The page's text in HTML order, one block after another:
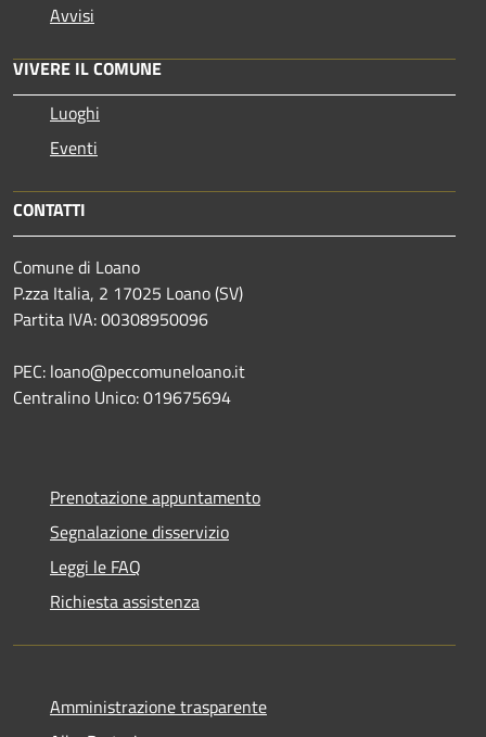
Avvisi
VIVERE IL COMUNE
Luoghi
Eventi
CONTATTI
Comune di Loano
P.zza Italia, 2 17025 Loano (SV)
Partita IVA: 00308950096
PEC: loano@peccomuneloano.it
Centralino Unico: 019675694
Prenotazione appuntamento
Segnalazione disservizio
Leggi le FAQ
Richiesta assistenza
Amministrazione trasparente